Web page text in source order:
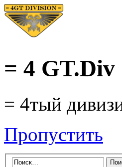
= 4 GT.Div
= 4тый
Пропустить